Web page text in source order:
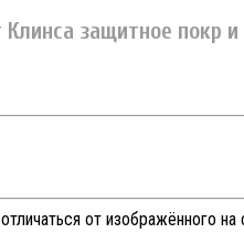
защитное покр
от изображённого на